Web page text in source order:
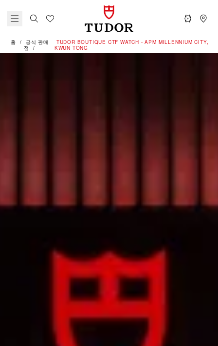
홈
공식 판매
점
‭TUDOR BOUTIQUE CTF WATCH - APM MILLENNIUM CITY,
KWUN TONG‬